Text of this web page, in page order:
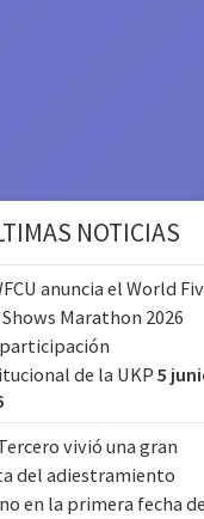
NOTICIAS
anuncia el World
Marathon 2026
de la UKP 5
vivió una gran
del adiestramiento
en la primera fecha